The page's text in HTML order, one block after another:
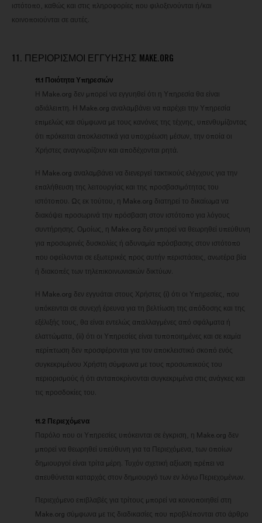
ιστότοπο, καθώς και στις πληροφορίες που φιλοξενούνται ή/και
κοινοποιούνται σε αυτές.
11. ΠΕΡΙΟΡΙΣΜΟΊ ΕΓΓΎΗΣΗΣ MAKE.ORG
11.1 Ποιότητα Υπηρεσιών
Η Make.org δεν μπορεί να εγγυηθεί ότι η Υπηρεσία θα είναι
αδιάλειπτη. Η Make.org αναλαμβάνει να παρέχει την Υπηρεσία
επιμελώς και σύμφωνα με τους κανόνες της τέχνης, υπενθυμίζοντας
ότι πρόκειται αποκλειστικά για υποχρέωση μέσων, την οποία οι
Χρήστες αναγνωρίζουν και αποδέχονται ρητά.
Η Make.org αναλαμβάνει να διενεργεί τακτικούς ελέγχους για την
επαλήθευση της λειτουργίας και της προσβασιμότητας του
ιστότοπου. Ως εκ τούτου, η Make.org διατηρεί το δικαίωμα να
διακόψει προσωρινά την πρόσβαση στον ιστότοπο για λόγους
συντήρησης. Ομοίως, η Make.org δεν μπορεί να θεωρηθεί υπεύθυνη
για προσωρινές δυσκολίες ή αδυναμία πρόσβασης στον ιστότοπο
που οφείλονται σε εξωτερικές προς αυτήν περιστάσεις, ανωτέρα βία
ή διακοπές των τηλεπικοινωνιακών δικτύων.
Η Make.org δεν εγγυάται στους Χρήστες (i) ότι οι Υπηρεσίες, που
υπόκεινται σε συνεχή έρευνα για τη βελτίωση της απόδοσης και της
εξέλιξής τους, θα είναι εντελώς απαλλαγμένες από σφάλματα ή
ελαττώματα, (ii) ότι οι Υπηρεσίες είναι τυποποιημένες και σε καμία
περίπτωση δεν προσφέρονται για τον αποκλειστικό σκοπό ενός
συγκεκριμένου Χρήστη σύμφωνα με τους προσωπικούς του
περιορισμούς ή ότι ανταποκρίνονται συγκεκριμένα στις ανάγκες και
τις προσδοκίες του.
11.2 Περιεχόμενα
Παρόλο που οι Υπηρεσίες υπόκεινται σε έγκριση, η Make.org δεν
μπορεί να θεωρηθεί υπεύθυνη για τα Περιεχόμενα, των οποίων
δημιουργοί είναι τρίτα μέρη. Τυχόν σχετική αξίωση πρέπει να
απευθύνεται καταρχάς στον δημιουργό των εν λόγω Περιεχομένων.
Περιεχόμενο επιβλαβές για τρίτους μπορεί να κοινοποιηθεί στη
Make.org σύμφωνα με τις διαδικασίες που προβλέπονται στο άρθρο